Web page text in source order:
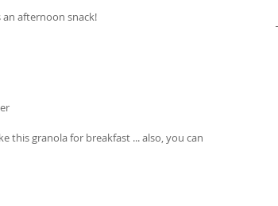
an afternoon snack!
this granola for breakfast ... also, you can